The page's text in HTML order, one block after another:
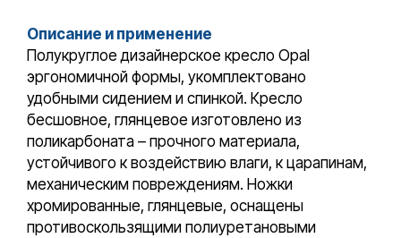
Описание и применение
Полукруглое дизайнерское кресло Opal
эргономичной формы, укомплектовано
удобными сидением и спинкой. Кресло
бесшовное, глянцевое изготовлено из
поликарбоната – прочного материала,
устойчивого к воздействию влаги, к царапинам,
механическим повреждениям. Ножки
хромированные, глянцевые, оснащены
противоскользящими полиуретановыми